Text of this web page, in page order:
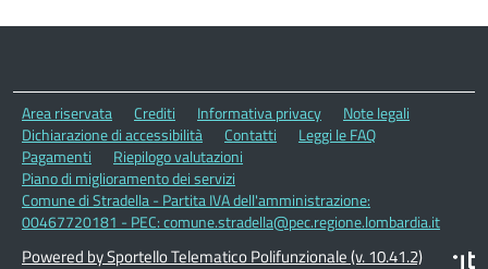
Area riservata Crediti Informativa privacy
Note legali
Dichiarazione di accessibilità
Contatti
Leggi le FAQ
Pagamenti
Riepilogo valutazioni
Piano di miglioramento dei servizi
Comune di Stradella - Partita IVA dell'amministrazione:
00467720181 - PEC: comune.stradella@pec.regione.lombardia.it
Powered by Sportello Telematico Polifunzionale (v. 10.41.2)